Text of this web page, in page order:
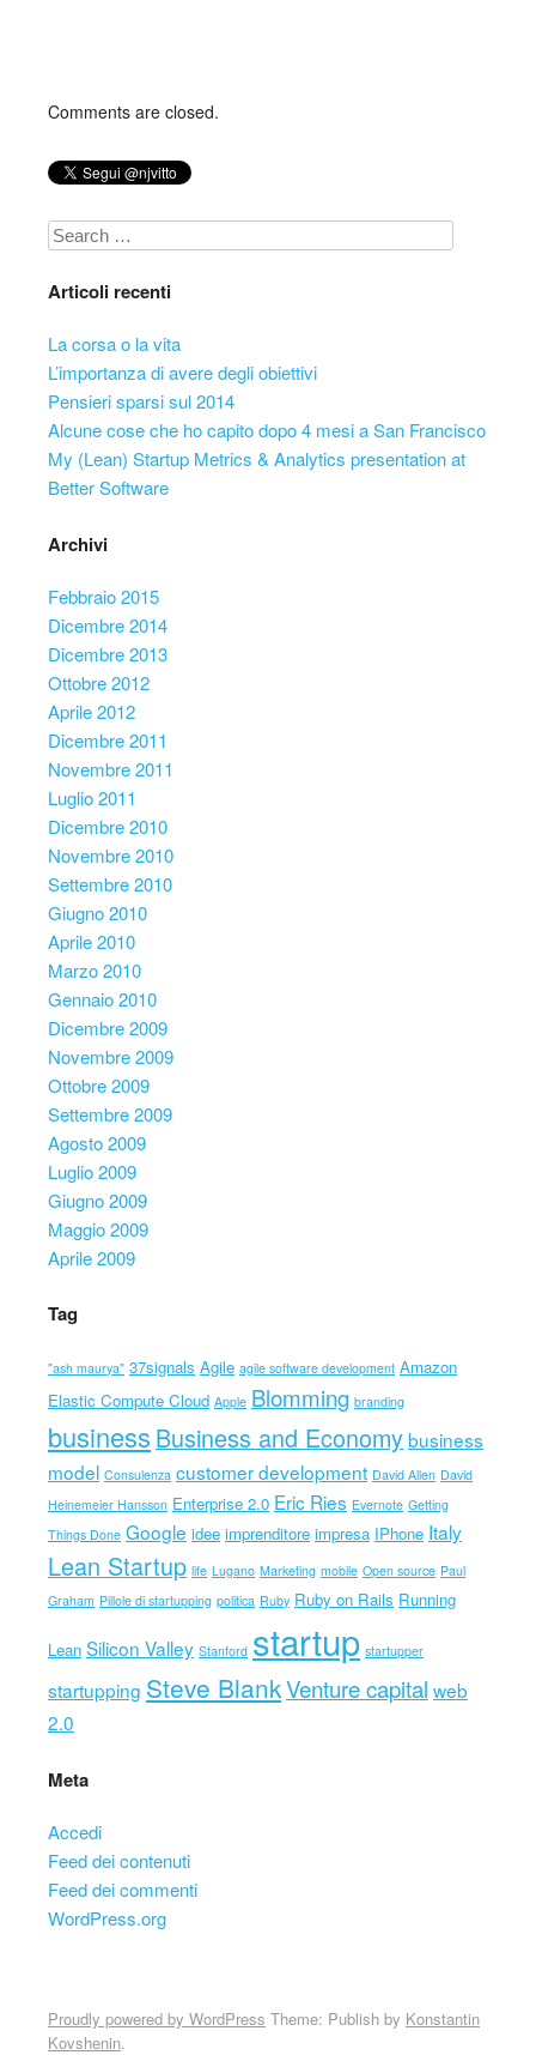
Comments are closed.
Search
Articoli recenti
La corsa o la vita
L’importanza di avere degli obiettivi
Pensieri sparsi sul 2014
Alcune cose che ho capito dopo 4 mesi a San Francisco
My (Lean) Startup Metrics & Analytics presentation at
Better Software
Archivi
Febbraio 2015
Dicembre 2014
Dicembre 2013
Ottobre 2012
Aprile 2012
Dicembre 2011
Novembre 2011
Luglio 2011
Dicembre 2010
Novembre 2010
Settembre 2010
Giugno 2010
Aprile 2010
Marzo 2010
Gennaio 2010
Dicembre 2009
Novembre 2009
Ottobre 2009
Settembre 2009
Agosto 2009
Luglio 2009
Giugno 2009
Maggio 2009
Aprile 2009
Tag
"ash maurya" 37signals Agile agile software development Amazon
Elastic Compute Cloud Apple Blomming branding
business Business and Economybusiness
model Consulenza customer development David Allen David
Heinemeier Hansson Enterprise 2.0 Eric Ries Evernote Getting
Things Done Google idee imprenditore impresa IPhone Italy
Lean Startup life Lugano Marketing mobile Open source Paul
Graham Pillole di startupping politica Ruby Ruby on Rails Running
Lean Silicon Valley Stanford startup startupper
startupping Steve BlankVenture capital web
2.0
Meta
Accedi
Feed dei contenuti
Feed dei commenti
WordPress.org
Proudly powered by WordPress Theme: Publish by Konstantin
Kovshenin.